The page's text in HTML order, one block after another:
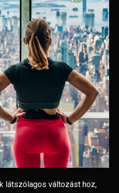
látszólagos változást hoz,